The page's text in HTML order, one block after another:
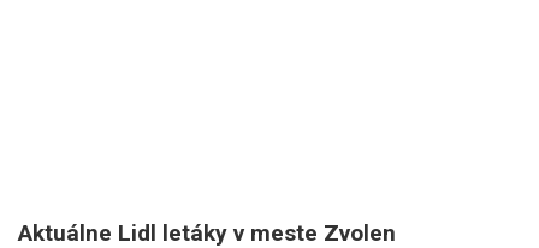
Aktuálne Lidl letáky v meste Zvolen